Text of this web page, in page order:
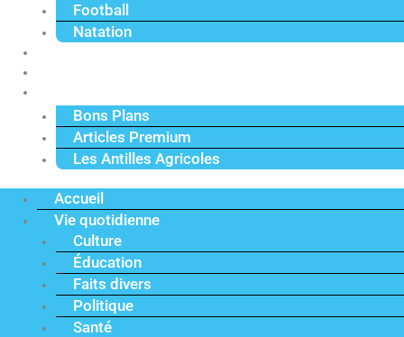
Football
Natation
Bons Plans
Articles Premium
Les Antilles Agricoles
Accueil
Vie quotidienne
Culture
Éducation
Faits divers
Politique
Santé